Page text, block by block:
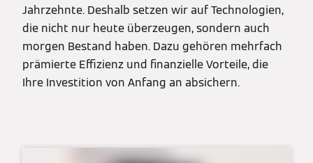
Jahrzehnte. Deshalb setzen wir auf Technologien,
die nicht nur heute überzeugen, sondern auch
morgen Bestand haben. Dazu gehören mehrfach
prämierte Effizienz und finanzielle Vorteile, die
Ihre Investition von Anfang an absichern.